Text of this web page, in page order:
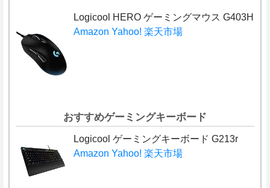
Logicool HERO ゲーミングマウス G403H
Amazon Yahoo! 楽天市場
おすすめゲーミングキーボード
Logicool ゲーミングキーボード G213r
Amazon Yahoo! 楽天市場